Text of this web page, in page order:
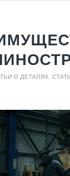
О ДЕТАЛЯХ